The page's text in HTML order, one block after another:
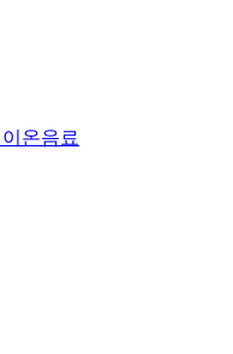
온음료